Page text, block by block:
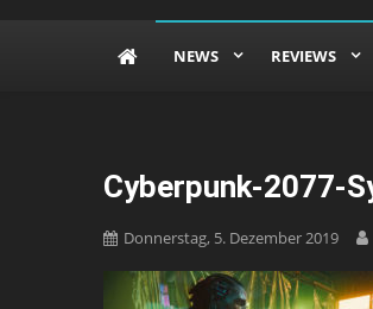
NEWS REVIEWS
Cyberpunk-2077-
Donnerstag, 5. Dezember 2019